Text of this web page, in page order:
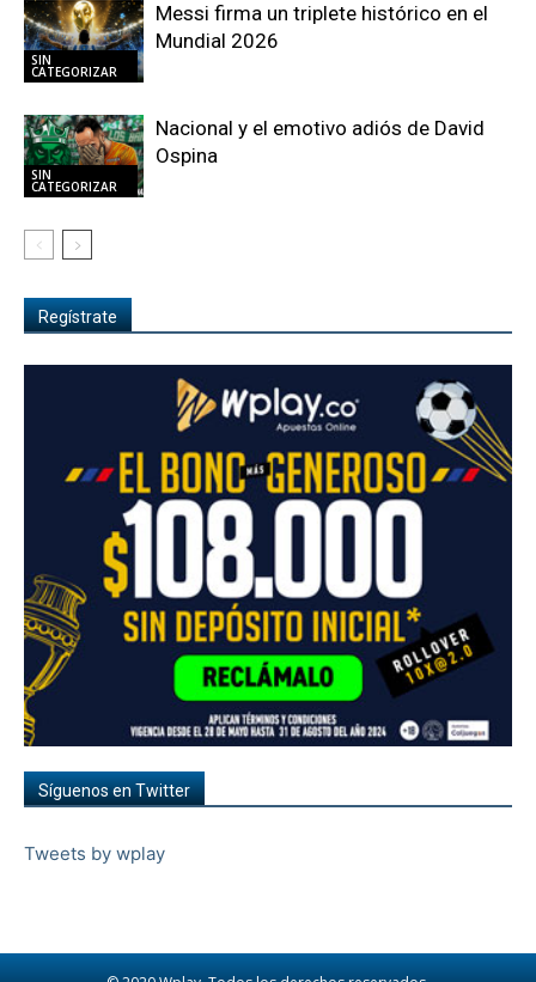
SIN
CATEGORIZAR
Messi firma un triplete histórico en el
Mundial 2026
SIN
CATEGORIZAR
Nacional y el emotivo adiós de David
Ospina
Regístrate
Síguenos en Twitter
Tweets by wplay